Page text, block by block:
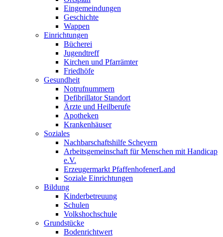
Eingemeindungen
Geschichte
Wappen
Einrichtungen
Bücherei
Jugendtreff
Kirchen und Pfarrämter
Friedhöfe
Gesundheit
Notrufnummern
Defibrillator Standort
Ärzte und Heilberufe
Apotheken
Krankenhäuser
Soziales
Nachbarschaftshilfe Scheyern
Arbeitsgemeinschaft für Menschen mit Handicap
e.V.
Erzeugermarkt PfaffenhofenerLand
Soziale Einrichtungen
Bildung
Kinderbetreuung
Schulen
Volkshochschule
Grundstücke
Bodenrichtwert